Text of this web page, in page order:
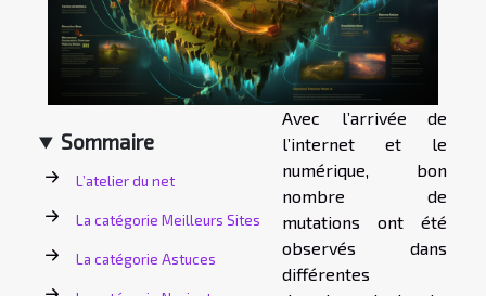
Sommaire
L’atelier du net
La catégorie Meilleurs Sites
La catégorie Astuces
Avec l’arrivée de
l’internet et le
numérique, bon
nombre de
mutations ont été
observés dans
différentes